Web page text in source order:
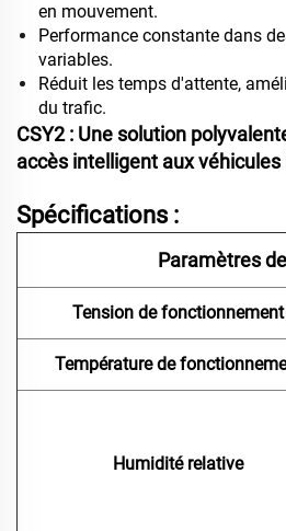
en mouvement.
Performance constante dans
variables.
Réduit les temps d'attente,
du trafic.
CSY2 : Une solution
accès intelligent aux véhicules
Spécifications :
Paramètres
Tension de fonctionnement
Température de
Humidité relative